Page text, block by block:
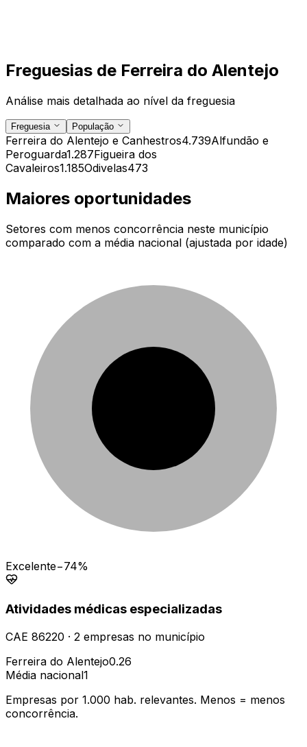
Freguesias de Ferreira do Alentejo
Análise mais detalhada ao nível da freguesia
Freguesia População
Ferreira do Alentejo e Canhestros4.739Alfundão e
Peroguarda1.287Figueira dos
Cavaleiros1.185Odivelas473
Maiores oportunidades
Setores com menos concorrência neste município
comparado com a média nacional (ajustada por idade)
Excelente−74%
Atividades médicas especializadas
CAE 86220 · 2 empresas no município
Ferreira do Alentejo0.26
Média nacional1
Empresas por 1.000 hab. relevantes. Menos = menos
concorrência.